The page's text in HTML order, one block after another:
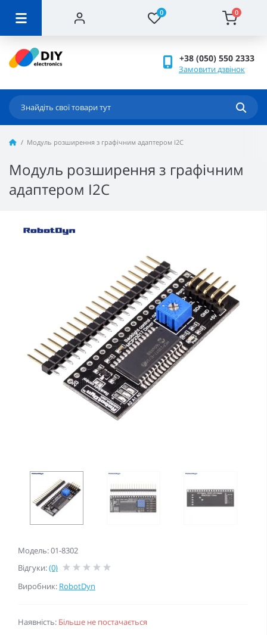
0 0
+38 (050) 550 2333
Замовити дзвінок
Модуль розширення з графічним адаптером I2C
Модуль розширення з графічним
адаптером I2C
Модель: 01-8302
Відгуки:(0)
Виробник: RobotDyn
Наявність: Більше не постачається